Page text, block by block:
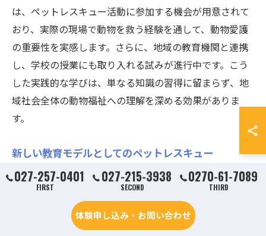
は、ペットレスキュー活動に参加する機会が用意されて
おり、実際の現場で動物を救う経験を通して、動物愛護
の重要性を実感します。さらに、地域の教育機関と連携
し、学校の授業にも取り入れる試みが進行中です。こう
した実践的な学びは、単なる知識の習得に留まらず、地
域社会全体の動物福祉への理解を深める効果がありま
す。
新しい教育モデルとしてのペットレスキュー
ペットレスキューは、群馬県で新しい教育モデルとして
注目を集めています。この活動は、動物愛護の理念を実
践的に学ぶ場としてだけでなく、地域コミュニティとの
連携を深める手段としても機能します。特に習い事とし
027-257-0401
FIRST
027-215-3938
SECOND
0270-61-7089
THIRD
体験申し込み・お問い合わせ